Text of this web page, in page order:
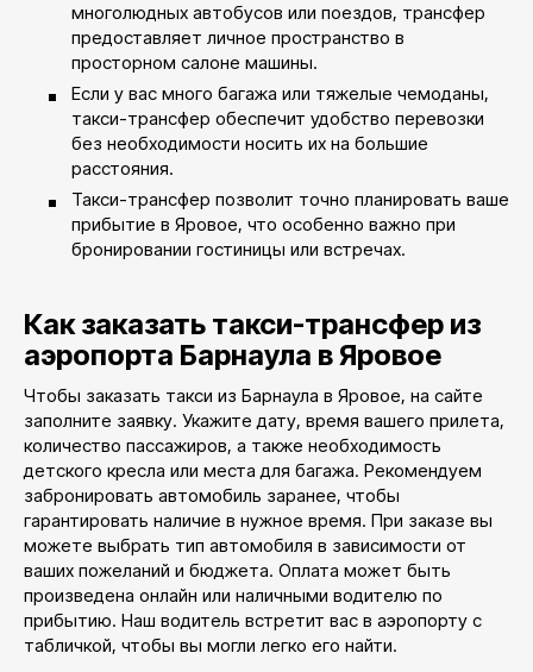
многолюдных автобусов или поездов, трансфер
предоставляет личное пространство в
просторном салоне машины.
Если у вас много багажа или тяжелые чемоданы,
такси-трансфер обеспечит удобство перевозки
без необходимости носить их на большие
расстояния.
Такси-трансфер позволит точно планировать ваше
прибытие в Яровое, что особенно важно при
бронировании гостиницы или встречах.
Как заказать такси-трансфер из
аэропорта Барнаула в Яровое
Чтобы заказать такси из Барнаула в Яровое, на сайте
заполните заявку. Укажите дату, время вашего прилета,
количество пассажиров, а также необходимость
детского кресла или места для багажа. Рекомендуем
забронировать автомобиль заранее, чтобы
гарантировать наличие в нужное время. При заказе вы
можете выбрать тип автомобиля в зависимости от
ваших пожеланий и бюджета. Оплата может быть
произведена онлайн или наличными водителю по
прибытию. Наш водитель встретит вас в аэропорту с
табличкой, чтобы вы могли легко его найти.